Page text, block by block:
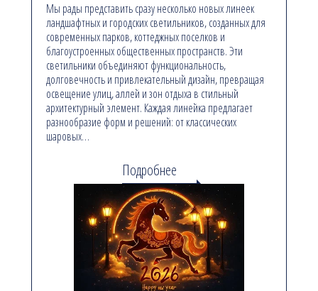
Мы рады представить сразу несколько новых линеек
ландшафтных и городских светильников, созданных для
современных парков, коттеджных поселков и
благоустроенных общественных пространств. Эти
светильники объединяют функциональность,
долговечность и привлекательный дизайн, превращая
освещение улиц, аллей и зон отдыха в стильный
архитектурный элемент. Каждая линейка предлагает
разнообразие форм и решений: от классических
шаровых…
Подробнее